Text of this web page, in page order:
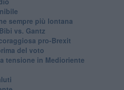
sempre più lontana
vs. Gantz
pro-Brexit
del voto
tensione in Medioriente